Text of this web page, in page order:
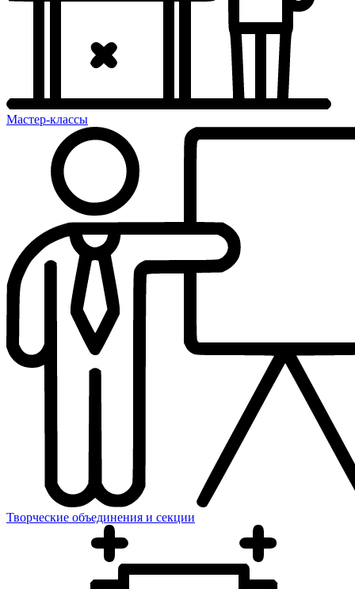
Мастер-классы
Творческие объединения и секции